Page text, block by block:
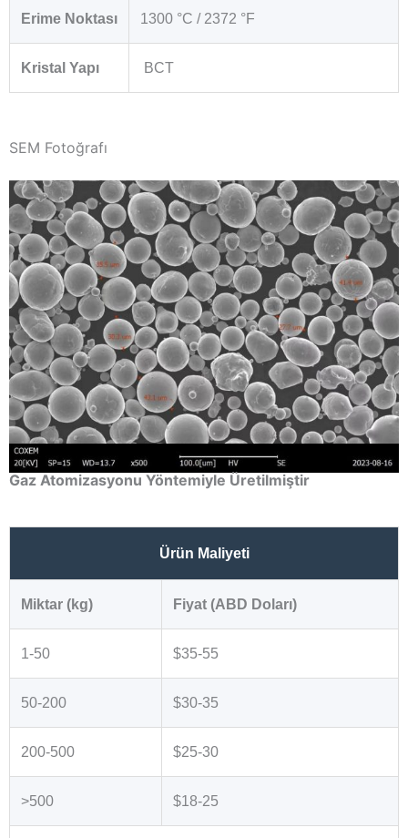
Erime Noktası 1300 °C / 2372 °F
Kristal Yapı BCT
SEM Fotoğrafı
Gaz Atomizasyonu Yöntemiyle Üretilmiştir
Ürün Maliyeti
Miktar (kg) Fiyat (ABD Doları)
1-50 $35-55
50-200 $30-35
200-500 $25-30
>500 $18-25